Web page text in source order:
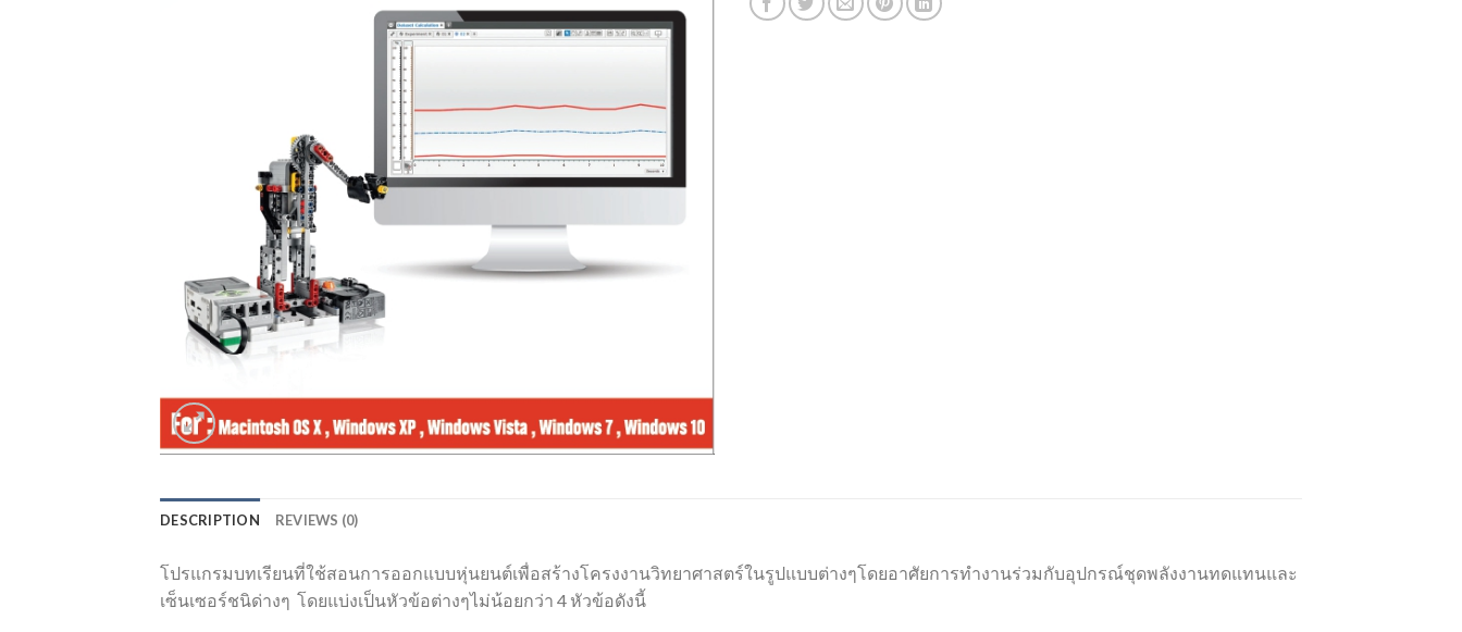
DESCRIPTION REVIEWS (0)
โปรแกรมบทเรียนที่ใช้สอนการออกแบบหุ่นยนต์เพื่อสร้างโครงงานวิทยาศาสตร์ในรูปแบบต่างๆโดยอาศัยการทำงานร่วมกับอุปกรณ์ชุดพลังงานทดแทนและ
เซ็นเซอร์ชนิด่างๆ โดยแบ่งเป็นหัวข้อต่างๆไม่น้อยกว่า 4 หัวข้อดังนี้